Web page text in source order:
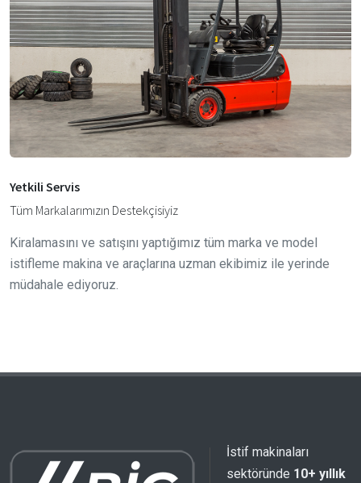
Yetkili Servis
Tüm Markalarımızın Destekçisiyiz
Kiralamasını ve satışını yaptığımız tüm marka ve model
istifleme makina ve araçlarına uzman ekibimiz ile yerinde
müdahale ediyoruz.
İstif makinaları
sektöründe 10+ yıllık